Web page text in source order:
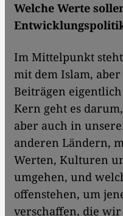
Welche Werte
Im Mittelpunkt
mit dem Islam,
Beiträgen
Kern geht es
aber auch in
anderen Ländern,
Werten, Kulturen
umgehen, und
offenstehen, um
verschaffen, die